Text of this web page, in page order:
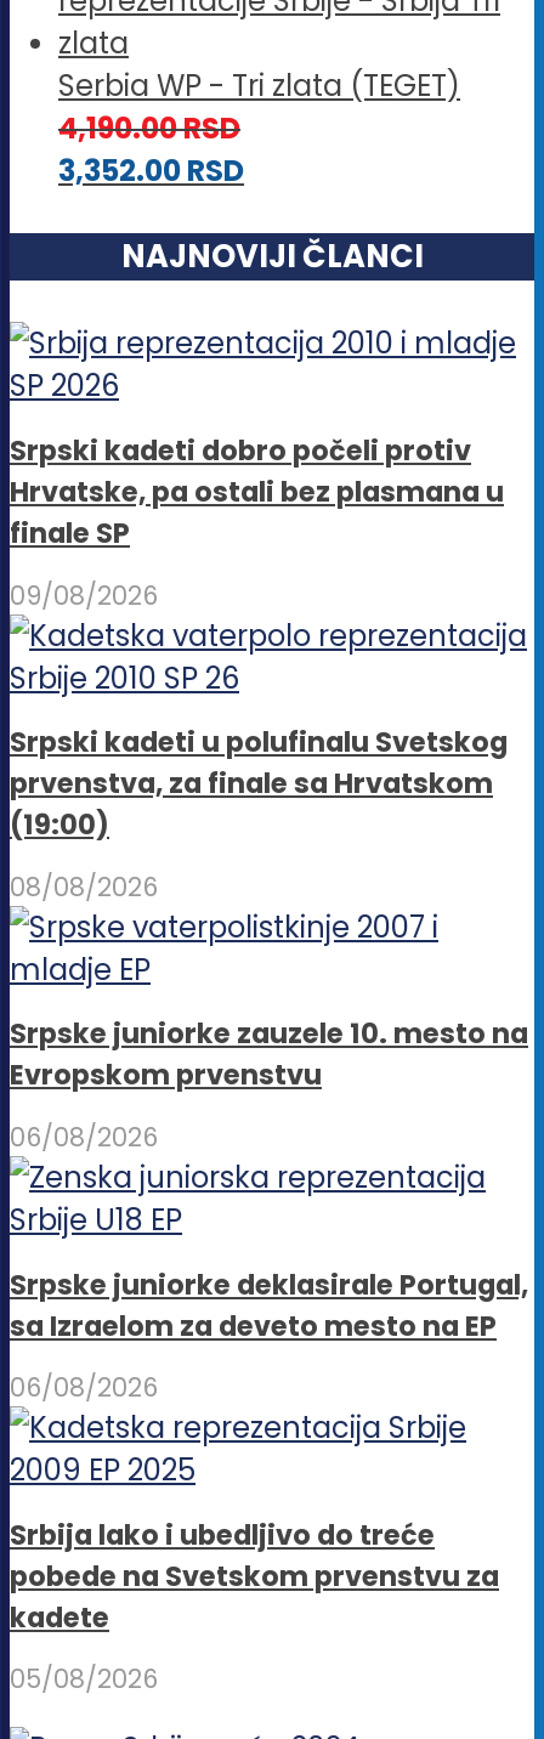
Serbia WP - Tri zlata (TEGET)
4,190.00RSD
3,352.00RSD
NAJNOVIJI ČLANCI
Srpski kadeti dobro počeli protiv
Hrvatske, pa ostali bez plasmana u
finale SP
09/08/2026
Srpski kadeti u polufinalu Svetskog
prvenstva, za finale sa Hrvatskom
(19:00)
08/08/2026
Srpske juniorke zauzele 10. mesto na
Evropskom prvenstvu
06/08/2026
Srpske juniorke deklasirale Portugal,
sa Izraelom za deveto mesto na EP
06/08/2026
Srbija lako i ubedljivo do treće
pobede na Svetskom prvenstvu za
kadete
05/08/2026